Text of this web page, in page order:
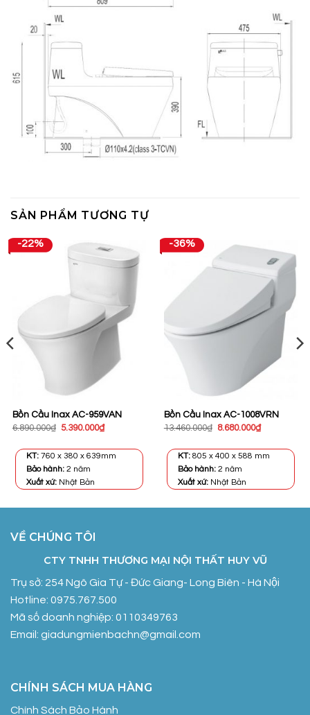
SẢN PHẨM TƯƠNG TỰ
-22%
Bồn Cầu Inax AC-959VAN
6.890.000₫ Giá
6.890.000₫.
5.390.000₫Giá
là:
KT:760 x 380 x 639mm
Bảo hành:2 năm
Xuất xứ: Nhật Bản
-36%
Bồn Cầu Inax AC-1008VRN
13.460.000₫ Giá
13.460.000₫.
8.680.000₫Giá
là:
KT: 805 x 400 x 588 mm
Bảo hành:2 năm
Xuất xứ: Nhật Bản
VỀ CHÚNG TÔI
CTY TNHH THƯƠNG MẠI NỘI THẤT HUY VŨ
Trụ sở: 254 Ngô Gia Tự - Đức Giang- Long Biên - Hà Nội
Hotline: 0975.767.500
Mã số doanh nghiệp: 0110349763
Email: giadungmienbachn@gmail.com
CHÍNH SÁCH MUA HÀNG
Chính Sách Bảo Hành